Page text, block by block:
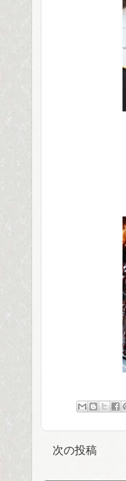
次の投稿